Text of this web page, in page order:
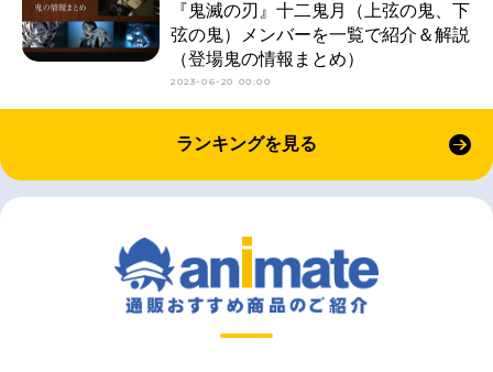
『鬼滅の刃』十二鬼月（上弦の鬼、下
弦の鬼）メンバーを一覧で紹介＆解説
（登場鬼の情報まとめ）
2023-06-20 00:00
ランキングを見る